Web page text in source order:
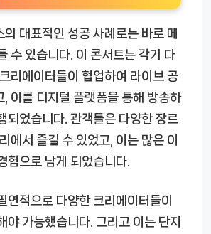
의 대표적인 성공 사례로는 바로 메
수 있습니다. 이 콘서트는 각기 다
리에이터들이 협업하여 라이브 공
, 이를 디지털 플랫폼을 통해 방송하
되었습니다. 관객들은 다양한 장르
에서 즐길 수 있었고, 이는 많은 이
험으로 남게 되었습니다.
연적으로 다양한 크리에이터들이
야 가능했습니다. 그리고 이는 단지